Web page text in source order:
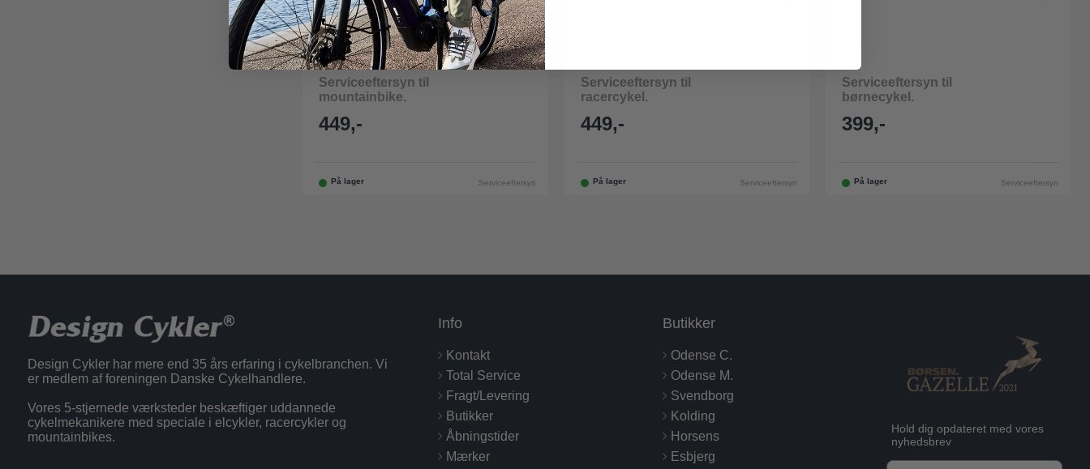
Serviceeftersyn til
mountainbike.
449,-
På lager Serviceeftersyn
Serviceeftersyn til
racercykel.
449,-
På lager Serviceeftersyn
Serviceeftersyn til
børnecykel.
399,-
På lager Serviceeftersyn
Design Cykler har mere end 35 års erfaring i cykelbranchen. Vi
er medlem af foreningen Danske Cykelhandlere.
Vores 5-stjernede værksteder beskæftiger uddannede
cykelmekanikere med speciale i elcykler, racercykler og
mountainbikes.
Info
Kontakt
Total Service
Fragt/Levering
Butikker
Åbningstider
Mærker
Butikker
Odense C.
Odense M.
Svendborg
Kolding
Horsens
Esbjerg
Hold dig opdateret med vores
nyhedsbrev
E-mail